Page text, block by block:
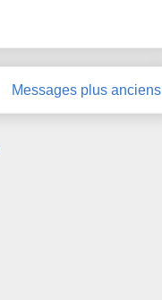
Messages plus anciens